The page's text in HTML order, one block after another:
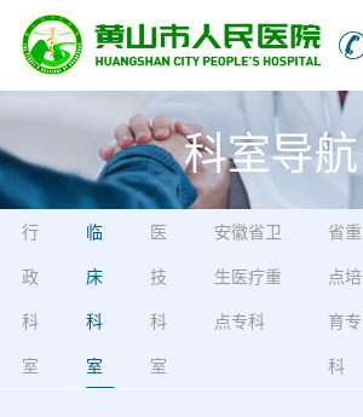
科室导航
行
政
科
室
临
床
科
室
医
技
科
室
安徽省卫
生医疗重
点专科
省重
点培
育专
科